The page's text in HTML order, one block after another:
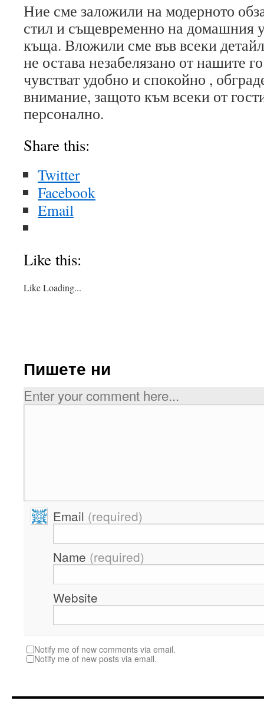
Ние сме заложили на модерното
стил и същевременно на домашния
къща. Вложили сме във всеки
не остава незабелязано от нашите
чувстват удобно и спокойно ,
внимание, защото към всеки от
персонално.
Share this:
Twitter
Facebook
Email
Like this:
LikeLoading...
Пишете ни
Enter your comment here...
Email (required)
Name (required)
Website
Notify me of new comments via email.
Notify me of new posts via email.